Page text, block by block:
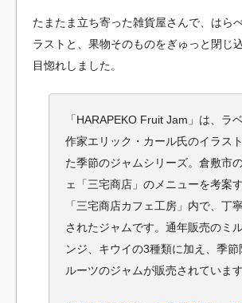
たまたま立ち寄った雑貨屋さんで、はら
ラストと、果物そのものをぎゅっと閉じ
目惚れしました。
「HARAPEKO Fruit Jam」は、ラ
作家エリック・カール氏のイラス
た季節のジャムシリーズ。倉敷市
ェ「三宅商店」のメニューを考案
「三宅商店カフェ工房」内で、丁
されたジャムです。通年販売のミ
ンジ、キウイの3種類に加え、季節
ルーツのジャムが販売されています